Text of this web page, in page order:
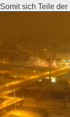
Somit sich Teile